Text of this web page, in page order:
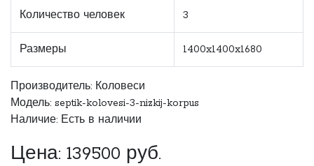
Количество человек 3
Размеры 1400x1400x1680
Производитель: Коловеси
Модель: septik-kolovesi-3-nizkij-korpus
Наличие: Есть в наличии
Цена: 139500 руб.